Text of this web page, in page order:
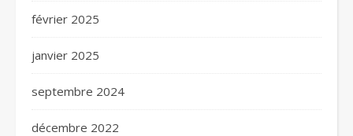
février 2025
janvier 2025
septembre 2024
décembre 2022